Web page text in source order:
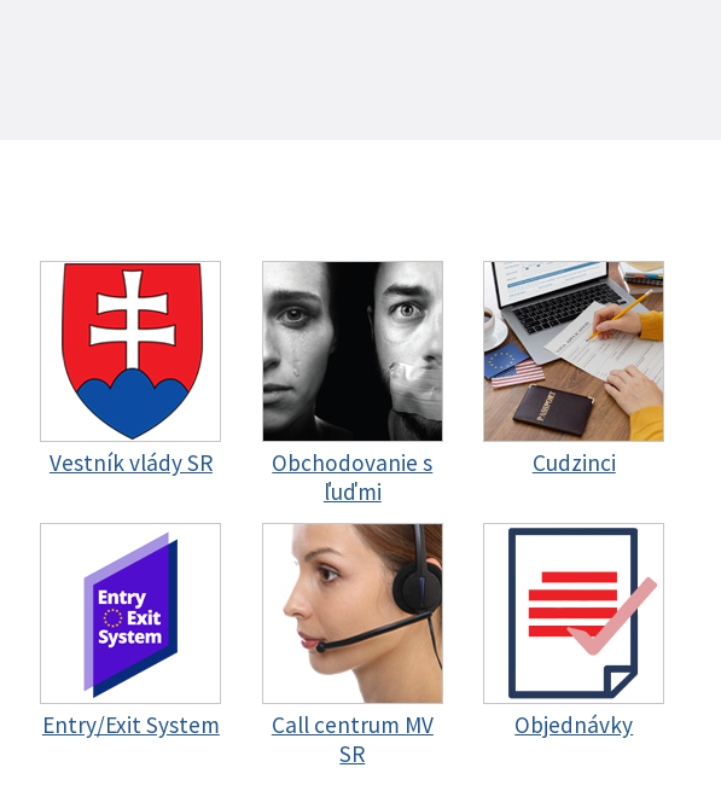
Vestník vlády SR
Obchodovanie s
ľuďmi
Cudzinci
Entry/Exit System
Call centrum MV
SR
Objednávky